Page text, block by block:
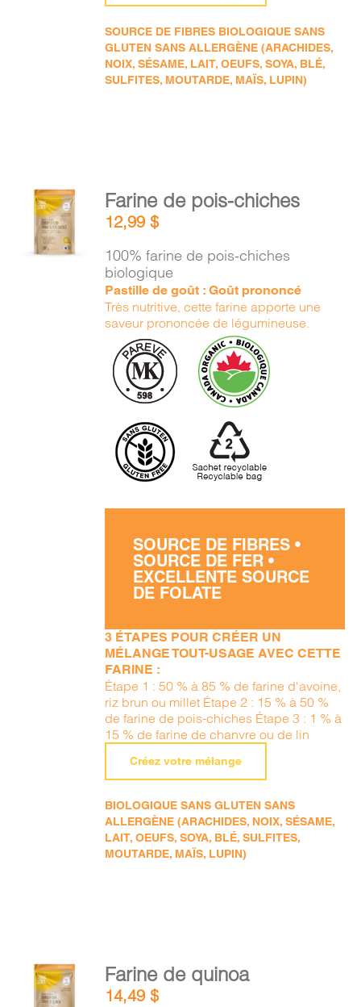
SOURCE DE FIBRES BIOLOGIQUE SANS
GLUTEN SANS ALLERGÈNE (ARACHIDES,
NOIX, SÉSAME, LAIT, OEUFS, SOYA, BLÉ,
SULFITES, MOUTARDE, MAÏS, LUPIN)
AJOUTER
AU
PANIER
Farine de pois-chiches
12,99$
100% farine de pois-chiches
biologique
Pastille de goût : Goût prononcé
Très nutritive, cette farine apporte une
saveur prononcée de légumineuse.
SOURCE DE FIBRES •
SOURCE DE FER •
EXCELLENTE SOURCE
DE FOLATE
3 ÉTAPES POUR CRÉER UN
MÉLANGE TOUT-USAGE AVEC CETTE
FARINE :
Étape 1 : 50 % à 85 % de farine d'avoine,
riz brun ou millet Étape 2 : 15 % à 50 %
de farine de pois-chiches Étape 3 : 1 % à
15 % de farine de chanvre ou de lin
Créez votre mélange
BIOLOGIQUE SANS GLUTEN SANS
ALLERGÈNE (ARACHIDES, NOIX, SÉSAME,
LAIT, OEUFS, SOYA, BLÉ, SULFITES,
MOUTARDE, MAÏS, LUPIN)
AJOUTER
AU
PANIER
Farine de quinoa
14,49$